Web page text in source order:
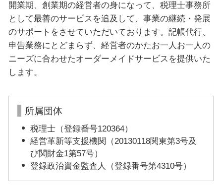
開業期、創業期の経営者の身になって、税理士事務所
として最善のサービスを追及して、事業の継続・発展
のサポートをさせていただいております。記帳代行、
申告業務にとどまらず、経営者のかたお一人お一人の
ニーズに合わせたオーダーメイドサービスを提供いた
します。
所属団体
税理士（登録番号120364）
経営革新等支援機関（20130118関東第3号及
び関財金1第57号）
登録政治資金監査人（登録番号第4310号）